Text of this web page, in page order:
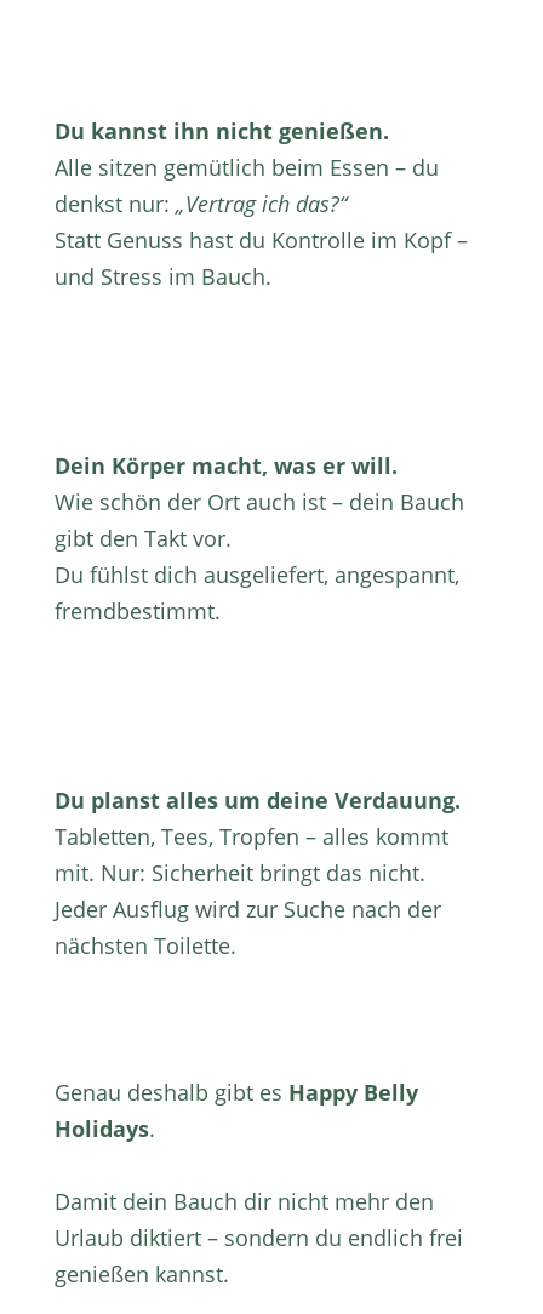
Du kannst ihn nicht genießen.
Alle sitzen gemütlich beim Essen – du
denkst nur: „Vertrag ich das?“
Statt Genuss hast du Kontrolle im Kopf –
und Stress im Bauch.
Dein Körper macht, was er will.
Wie schön der Ort auch ist – dein Bauch
gibt den Takt vor.
Du fühlst dich ausgeliefert, angespannt,
fremdbestimmt.
Du planst alles um deine Verdauung.
Tabletten, Tees, Tropfen – alles kommt
mit. Nur: Sicherheit bringt das nicht.
Jeder Ausflug wird zur Suche nach der
nächsten Toilette.
Genau deshalb gibt es Happy Belly
Holidays.
Damit dein Bauch dir nicht mehr den
Urlaub diktiert – sondern du endlich frei
genießen kannst.